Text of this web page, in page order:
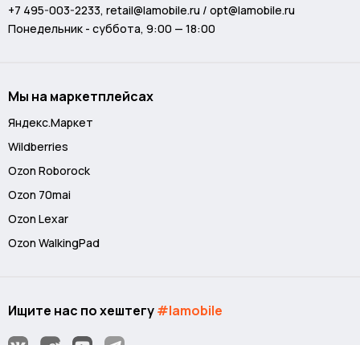
+7 495-003-2233, retail@lamobile.ru / opt@lamobile.ru
Понедельник - суббота, 9:00 — 18:00
Мы на маркетплейсах
Яндекс.Маркет
Wildberries
Ozon Roborock
Ozon 70mai
Ozon Lexar
Ozon WalkingPad
Ищите нас по хештегу#lamobile